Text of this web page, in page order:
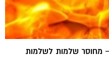
מחוסר שלמות לשלמות